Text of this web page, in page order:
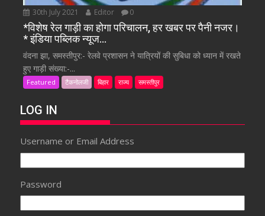
30th July 2021 Editor 0
*विशेष रेल गाड़ी का होगा परिचालन, हर खबर पर पैनी नजर।
* इंडिया पब्लिक न्यूज…
वंदना झा, समस्तीपुर:- रेलवे प्रशासन ने यात्रियों की सुबिधा को ध्यान में रखते
हुए गाड़ी संख्या:-...
Featured टैकनोलजी बिहार राज्य समस्तीपुर
LOG IN
Username or Email Address
Password